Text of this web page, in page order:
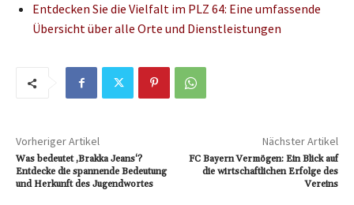
Entdecken Sie die Vielfalt im PLZ 64: Eine umfassende
Übersicht über alle Orte und Dienstleistungen
Vorheriger Artikel
Was bedeutet ‚Brakka Jeans‘?
Entdecke die spannende Bedeutung
und Herkunft des Jugendwortes
Nächster Artikel
FC Bayern Vermögen: Ein Blick auf
die wirtschaftlichen Erfolge des
Vereins